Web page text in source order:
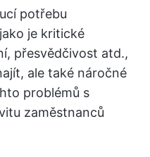
potřebu
je kritické
přesvědčivost atd.,
ale také náročné
problémů s
zaměstnanců